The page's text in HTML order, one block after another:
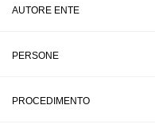
AUTORE ENTE
PERSONE
PROCEDIMENTO